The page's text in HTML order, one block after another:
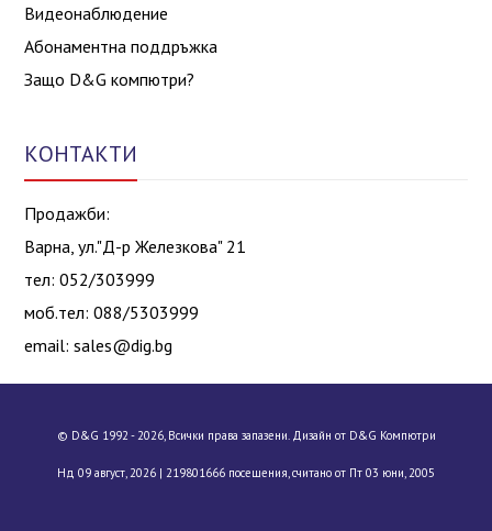
Видеонаблюдение
Абонаментна поддръжка
Защо D&G компютри?
КОНТАКТИ
Продажби:
Варна, ул."Д-р Железкова" 21
тел: 052/303999
моб.тел: 088/5303999
email:sales@dig.bg
© D&G 1992 - 2026, Всички права запазени. Дизайн от D&G Компютри
Нд 09 август, 2026 | 219801666 посещения, считано от Пт 03 юни, 2005